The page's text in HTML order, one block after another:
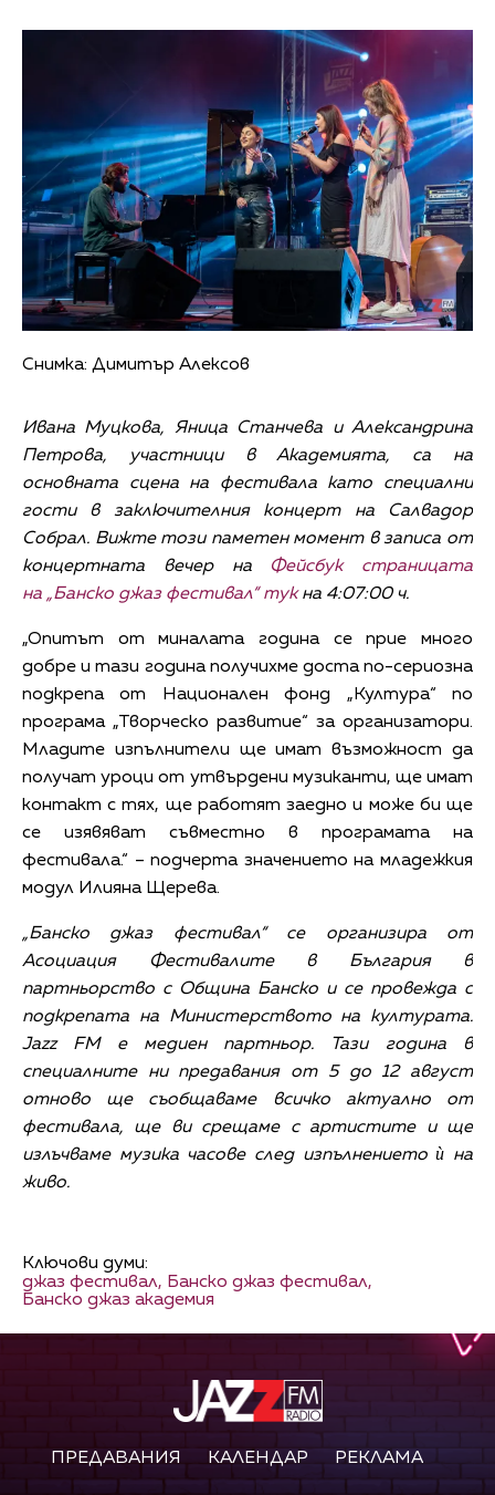
Снимка: Димитър Алексов
Ивана Муцкова, Яница Станчева и Александрина
Петрова, участници в Академията, са на
основната сцена на фестивала като специални
гости в заключителния концерт на Салвадор
Собрал. Вижте този паметен момент в записа от
концертната вечер на
Фейсбук страницата
на „Банско джаз фестивал“ тукна 4:07:00 ч.
„Опитът от миналата година се прие много
добре и тази година получихме доста по-сериозна
подкрепа от Национален фонд „Култура“ по
програма „Творческо развитие“ за организатори.
Младите изпълнители ще имат възможност да
получат уроци от утвърдени музиканти, ще имат
контакт с тях, ще работят заедно и може би ще
се изявяват съвместно в програмата на
фестивала.“ – подчерта значението на младежкия
модул Илияна Щерева.
„Банско джаз фестивал“ се организира от
Асоциация Фестивалите в България в
партньорство с Община Банско и се провежда с
подкрепата на Министерството на културата.
Jazz FM е медиен партньор. Тази година в
специалните ни предавания от 5 до 12 август
отново ще съобщаваме всичко актуално от
фестивала, ще ви срещаме с артистите и ще
излъчваме музика часове след изпълнението ѝ на
живо.
Ключови думи:
джаз фестивал, Банско джаз фестивал,
Банско джаз академия
ПРЕДАВАНИЯ КАЛЕНДАР РЕКЛАМА